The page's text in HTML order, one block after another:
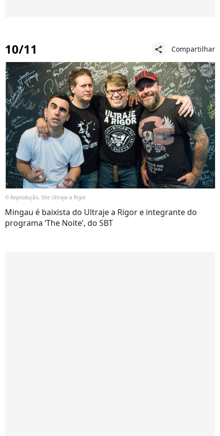
10/11 share Compartilhar
© Reprodução, Site Ultraje a Rigor
Mingau é baixista do Ultraje a Rigor e integrante do
programa ‘The Noite’, do SBT